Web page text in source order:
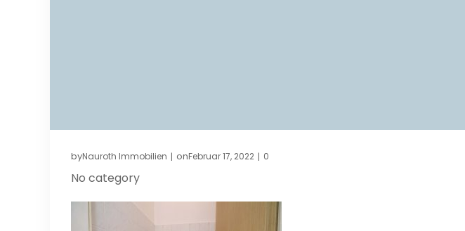
byNauroth Immobilien | onFebruar 17, 2022 | 0
No category